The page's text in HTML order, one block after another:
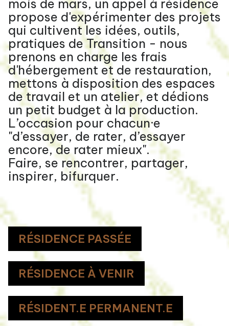
mois de mars, un appel à résidence
propose d'expérimenter des projets
qui cultivent les idées, outils,
pratiques de Transition - nous
prenons en charge les frais
d'hébergement et de restauration,
mettons à disposition des espaces
de travail et un atelier, et dédions
un petit budget à la production.
L’occasion pour chacun·e
"d’essayer, de rater, d’essayer
encore, de rater mieux".
Faire, se rencontrer, partager,
inspirer, bifurquer.
RÉSIDENCE PASSÉE
RÉSIDENCE À VENIR
RÉSIDENT.E PERMANENT.E